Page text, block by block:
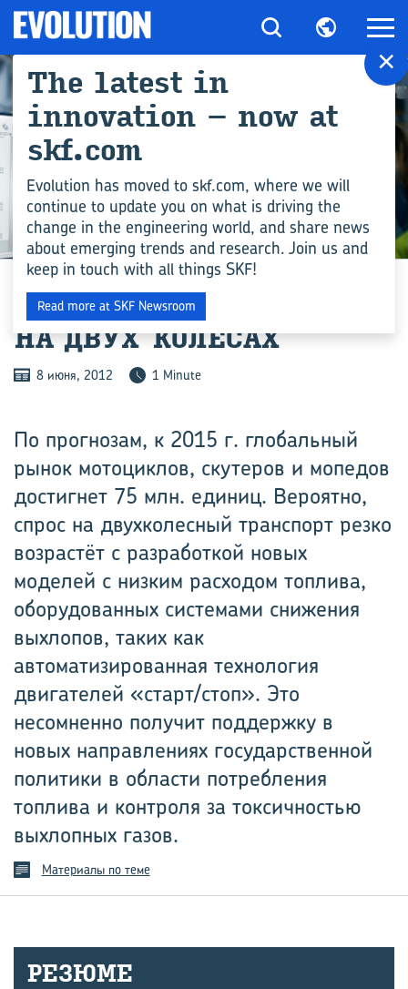
ИНЖЕНЕРНЫЕ КОМПЕТЕНЦИИ
СИ­СТЕ­МА «СТАРТ/СТОП»
НА ДВУХ КО­ЛЁ­САХ
8 июня, 2012 1 Minute
По прогнозам, к 2015 г. глобальный
рынок мотоциклов, скутеров и мопедов
достигнет 75 млн. единиц. Вероятно,
спрос на двухколесный транспорт резко
возрастёт с разработкой новых
моделей с низким расходом топлива,
оборудованных системами снижения
выхлопов, таких как
автоматизированная технология
двигателей «старт/стоп». Это
несомненно получит поддержку в
новых направлениях государственной
политики в области потребления
топлива и контроля за токсичностью
выхлопных газов.
Материалы по теме
РЕ­ЗЮ­МЕ
×
The latest in
innovation – now at
skf.com
Evolution has moved to skf.com, where we will
continue to update you on what is driving the
change in the engineering world, and share news
about emerging trends and research. Join us and
keep in touch with all things SKF!
Read more at SKF Newsroom